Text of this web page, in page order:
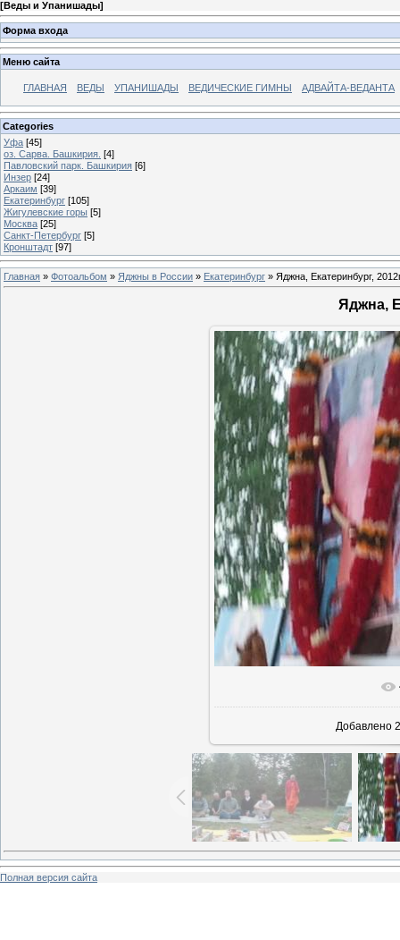
[Веды и Упанишады]
Форма входа
Меню сайта
ГЛАВНАЯ ВЕДЫ УПАНИШАДЫ ВЕДИЧЕСКИЕ ГИМНЫ АДВАЙТА-ВЕДАНТА
Categories
Уфа [45]
оз. Сарва. Башкирия. [4]
Павловский парк. Башкирия [6]
Инзер [24]
Аркаим [39]
Екатеринбург [105]
Жигулевские горы [5]
Москва [25]
Санкт-Петербург [5]
Кронштадт [97]
Главная » Фотоальбом » Яджны в России » Екатеринбург » Яджна, Екатеринбург,
Яджна,
В
Добавлено
Полная версия сайта